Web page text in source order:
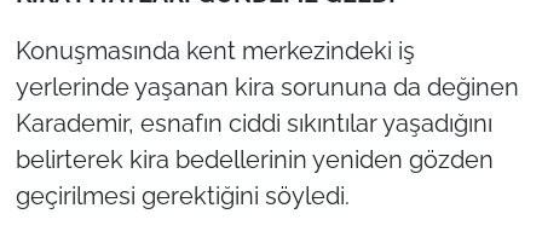
Konuşmasında kent merkezindeki iş
yerlerinde yaşanan kira sorununa da değinen
Karademir, esnafın ciddi sıkıntılar yaşadığını
belirterek kira bedellerinin yeniden gözden
geçirilmesi gerektiğini söyledi.